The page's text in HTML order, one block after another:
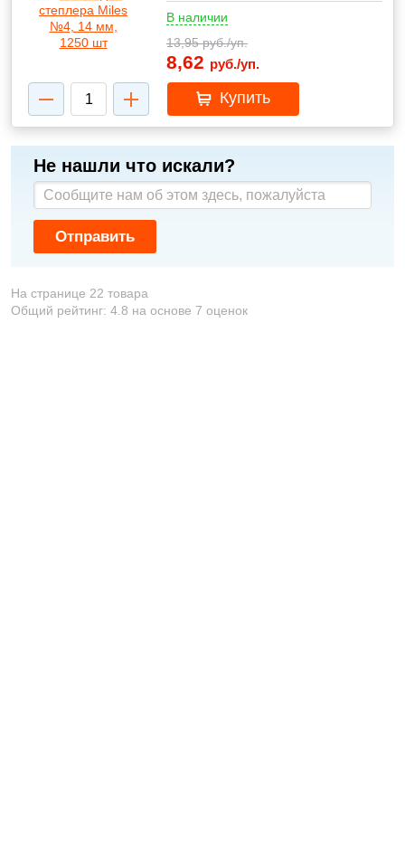
В наличии
13,95руб./уп.
8,62 руб./уп.
Купить
Не нашли что искали?
Отправить
На странице 22 товара
Общий рейтинг: 4.8 на основе 7 оценок